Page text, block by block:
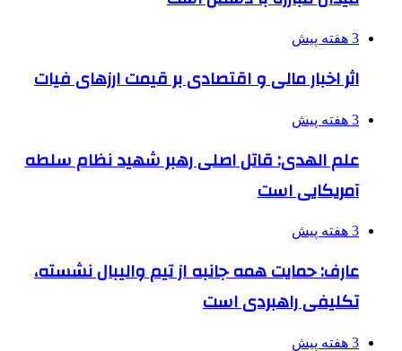
3 هفته پیش
اثر اخبار مالی و اقتصادی بر قیمت ارزهای فیات
3 هفته پیش
علم الهدی: قاتل اصلی رهبر شهید نظام سلطه
آمریکایی است
3 هفته پیش
عارف: حمایت همه جانبه از تیم والیبال نشسته،
تکلیفی راهبردی است
3 هفته پیش